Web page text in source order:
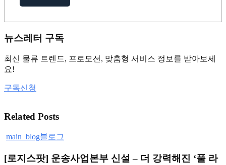
뉴스레터 구독
최신 물류 트렌드, 프로모션, 맞춤형 서비스 정보를 받아보세
요!
구독신청
Related Posts
main_blog블로그
스
[로지스팟] 운송사업본부 신설 – 더 강력해진 ‘풀 라